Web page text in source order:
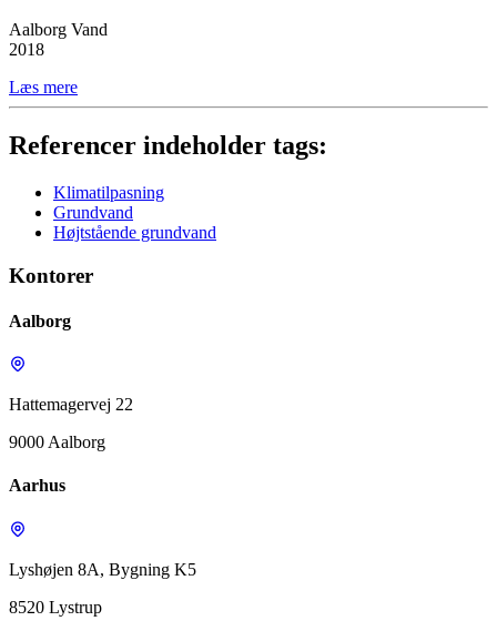
Aalborg Vand
2018
Læs mere
Referencer indeholder tags:
Klimatilpasning
Grundvand
Højtstående grundvand
Kontorer
Aalborg
Hattemagervej 22
9000 Aalborg
Aarhus
Lyshøjen 8A, Bygning K5
8520 Lystrup